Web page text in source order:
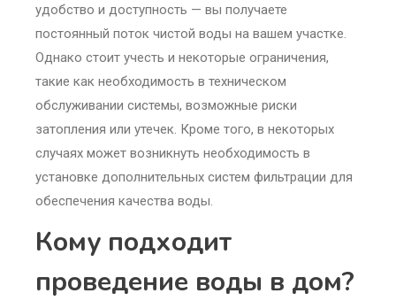
удобство и доступность — вы получаете
постоянный поток чистой воды на вашем участке.
Однако стоит учесть и некоторые ограничения,
такие как необходимость в техническом
обслуживании системы, возможные риски
затопления или утечек. Кроме того, в некоторых
случаях может возникнуть необходимость в
установке дополнительных систем фильтрации для
обеспечения качества воды.
Кому подходит
проведение воды в дом?